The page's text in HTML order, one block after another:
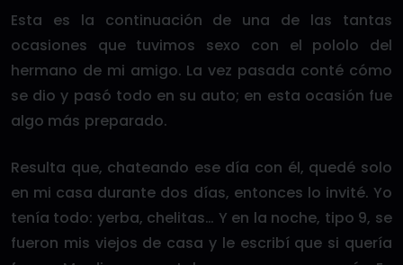
Esta es la continuación de una de las tantas
ocasiones que tuvimos sexo con el pololo del
hermano de mi amigo. La vez pasada conté cómo
se dio y pasó todo en su auto; en esta ocasión fue
algo más preparado.
Resulta que, chateando ese día con él, quedé solo
en mi casa durante dos días, entonces lo invité. Yo
tenía todo: yerba, chelitas… Y en la noche, tipo 9, se
fueron mis viejos de casa y le escribí que si quería